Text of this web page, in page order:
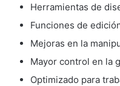
Herramientas de
Funciones de
Mejoras en la
Mayor control en la
Optimizado para